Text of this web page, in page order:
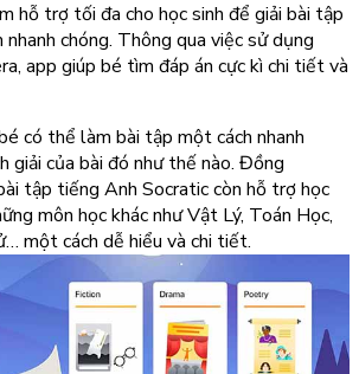
hỗ trợ tối đa cho học sinh để giải bài tập
chóng. Thông qua việc sử dụng
app giúp bé tìm đáp án cực kì chi tiết và
có thể làm bài tập một cách nhanh
giải của bài đó như thế nào. Đồng
tập tiếng Anh Socratic còn hỗ trợ học
môn học khác như Vật Lý, Toán Học,
một cách dễ hiểu và chi tiết.